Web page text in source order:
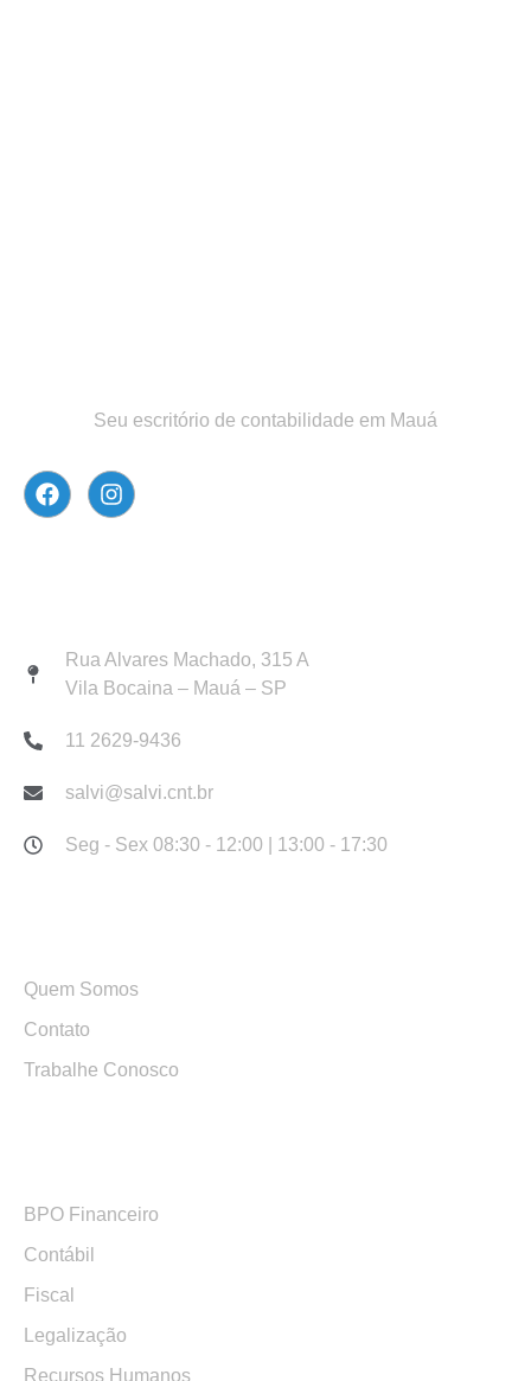
Seu escritório de contabilidade em Mauá
Rua Alvares Machado, 315 A
Vila Bocaina – Mauá – SP
11 2629-9436
salvi@salvi.cnt.br
Seg - Sex 08:30 - 12:00 | 13:00 - 17:30
Quem Somos
Contato
Trabalhe Conosco
BPO Financeiro
Contábil
Fiscal
Legalização
Recursos Humanos